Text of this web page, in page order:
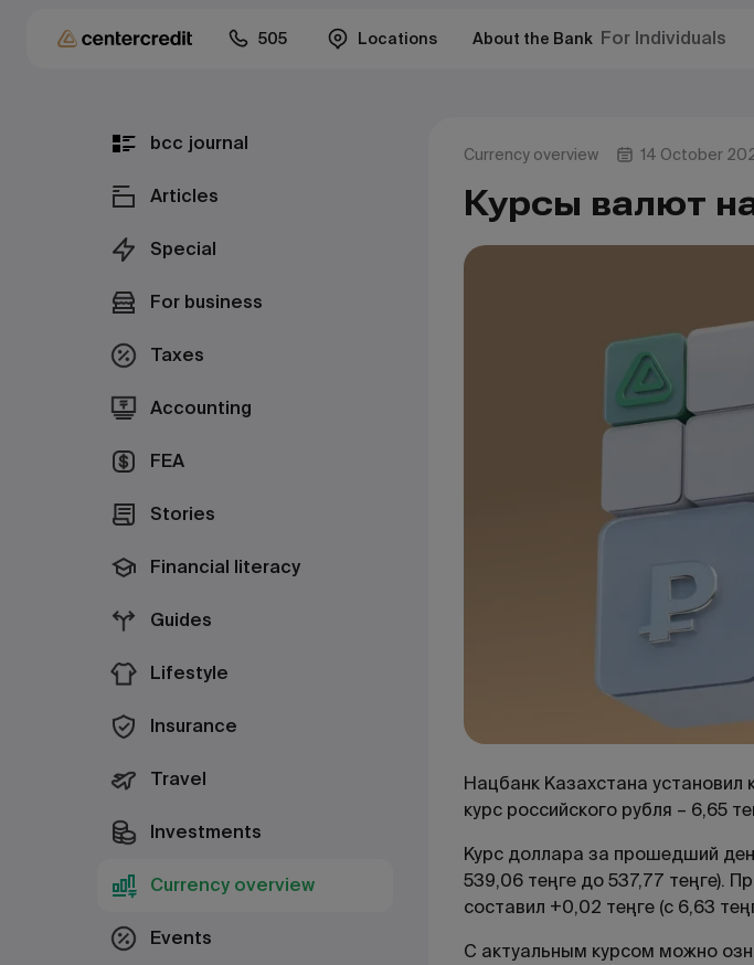
505 Locations About the Bank For Individuals
bcc journal
Articles
Special
For business
Taxes
Accounting
FEA
Stories
Financial literacy
Guides
Lifestyle
Insurance
Travel
Investments
Currency overview
Events
Currency overview 14 October
Курсы валют
Нацбанк Казахстана установил
курс российского рубля – 6,65
Курс доллара за прошедший
539,06 теңге до 537,77 теңге).
составил +0,02 теңге (с 6,63
С актуальным курсом можно